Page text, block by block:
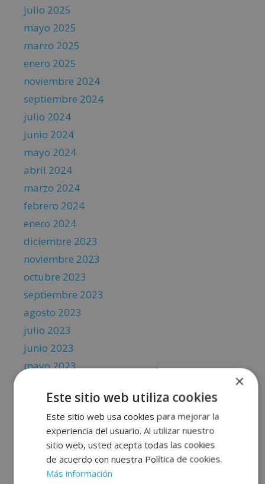
julio 2025
mayo 2025
marzo 2025
enero 2025
noviembre 2024
septiembre 2024
julio 2024
junio 2024
mayo 2024
abril 2024
marzo 2024
febrero 2024
enero 2024
diciembre 2023
noviembre 2023
octubre 2023
septiembre 2023
agosto 2023
julio 2023
junio 2023
mayo 2023
marzo 2023
febrero 2023
enero 2023
diciembre 2022
noviembre 2022
×
Este sitio web utiliza cookies
Este sitio web usa cookies para mejorar la
experiencia del usuario. Al utilizar nuestro
sitio web, usted acepta todas las cookies
de acuerdo con nuestra Política de cookies.
Más información